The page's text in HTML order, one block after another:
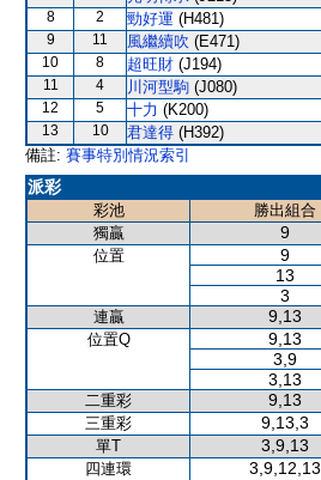
8 2 勁好運 (H481)
9 11 風繼續吹 (E471)
10 8 超旺財 (J194)
11 4 川河型駒 (J080)
12 5 十力 (K200)
13 10 君達得 (H392)
備註: 賽事特別情況索引
派彩
彩池 勝出組合
獨贏
9
位置 9
13
3
連贏 9,13
位置Q 9,13
3,9
3,13
二重彩 9,13
三重彩 9,13,3
單T 3,9,13
四連環 3,9,12,13